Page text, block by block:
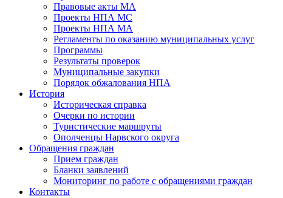
Правовые акты МА
Проекты НПА МС
Проекты НПА МА
Регламенты по оказанию муниципальных услуг
Программы
Результаты проверок
Муниципальные закупки
Порядок обжалования НПА
История
Историческая справка
Очерки по истории
Туристические маршруты
Ополченцы Нарвского округа
Обращения граждан
Прием граждан
Бланки заявлений
Мониторинг по работе с обращениями граждан
Контакты